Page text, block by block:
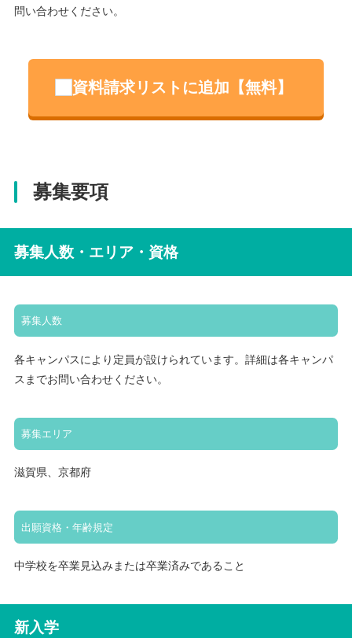
問い合わせください。
資料請求リストに追加【無料】
募集要項
募集人数・エリア・資格
募集人数
各キャンパスにより定員が設けられています。詳細は各キャンパ
スまでお問い合わせください。
募集エリア
滋賀県、京都府
出願資格・年齢規定
中学校を卒業見込みまたは卒業済みであること
新入学